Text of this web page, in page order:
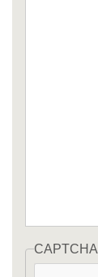
CAPTCHA